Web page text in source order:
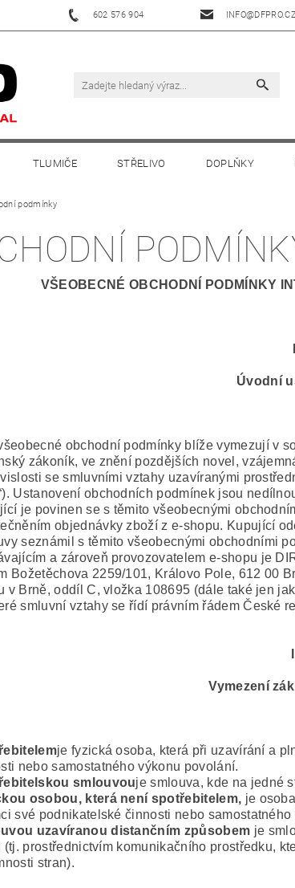
602 576 904 INFO@DFPRO.CZ
TLUMIČE STŘELIVO DOPLŇKY
podmínky
VŠEOBECNÉ OBCHODNÍ PODMÍNKY
Úvodní
obchodní podmínky blíže vymezují v
zákoník, ve znění pozdějších novel,
se smluvními vztahy uzavíranými
Ustanovení obchodních podmínek jsou
je povinen se s těmito všeobecnými
objednávky zboží z e-shopu. Kupující
seznámil s těmito všeobecnými obchodními
a zároveň provozovatelem e-shopu je
Božetěchova 2259/101, Královo Pole, 612 00
v Brně, oddíl C, vložka 108695 (dále také jen
smluvní vztahy se řídí právním řádem České
Vymezení
je fyzická osoba, která při uzavírání a
nebo samostatného výkonu povolání.
smlouvouje smlouva, kde na jedné
osobou, která není spotřebitelem, je
své podnikatelské činnosti nebo
uzavíranou distančním způsobem je
(tj. prostřednictvím komunikačního prostředku,
stran).